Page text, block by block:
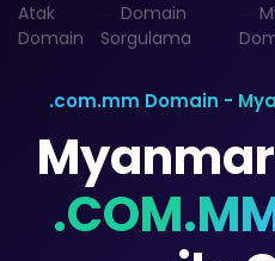
Atak
Domain
Domain
Sorgulama
.com.mm Domain -